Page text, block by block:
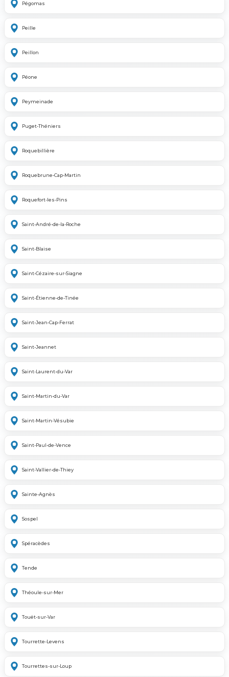
Pégomas
Peille
Peillon
Péone
Peymeinade
Puget-Théniers
Roquebillière
Roquebrune-Cap-Martin
Roquefort-les-Pins
Saint-André-de-la-Roche
Saint-Blaise
Saint-Cézaire-sur-Siagne
Saint-Étienne-de-Tinée
Saint-Jean-Cap-Ferrat
Saint-Jeannet
Saint-Laurent-du-Var
Saint-Martin-du-Var
Saint-Martin-Vésubie
Saint-Paul-de-Vence
Saint-Vallier-de-Thiey
Sainte-Agnès
Sospel
Spéracèdes
Tende
Théoule-sur-Mer
Touët-sur-Var
Tourrette-Levens
Tourrettes-sur-Loup